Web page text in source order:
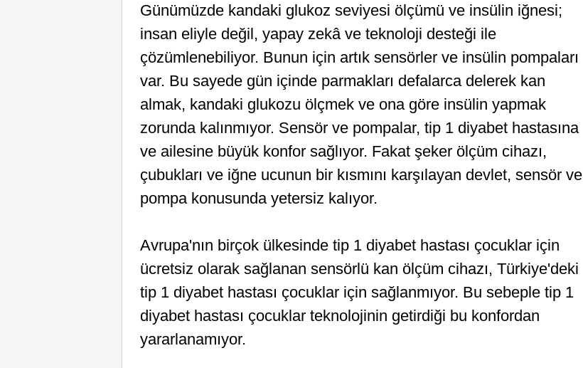
Günümüzde kandaki glukoz seviyesi ölçümü ve insülin iğnesi;
insan eliyle değil, yapay zekâ ve teknoloji desteği ile
çözümlenebiliyor. Bunun için artık sensörler ve insülin pompaları
var. Bu sayede gün içinde parmakları defalarca delerek kan
almak, kandaki glukozu ölçmek ve ona göre insülin yapmak
zorunda kalınmıyor. Sensör ve pompalar, tip 1 diyabet hastasına
ve ailesine büyük konfor sağlıyor. Fakat şeker ölçüm cihazı,
çubukları ve iğne ucunun bir kısmını karşılayan devlet, sensör ve
pompa konusunda yetersiz kalıyor.
Avrupa'nın birçok ülkesinde tip 1 diyabet hastası çocuklar için
ücretsiz olarak sağlanan sensörlü kan ölçüm cihazı, Türkiye'deki
tip 1 diyabet hastası çocuklar için sağlanmıyor. Bu sebeple tip 1
diyabet hastası çocuklar teknolojinin getirdiği bu konfordan
yararlanamıyor.